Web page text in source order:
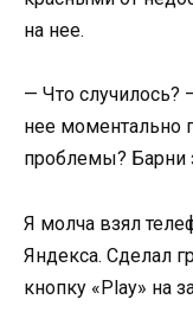
на нее.
— Что случилось?
нее моментально
проблемы? Барни
Я молча взял
Яндекса. Сделал
кнопку «Play» на